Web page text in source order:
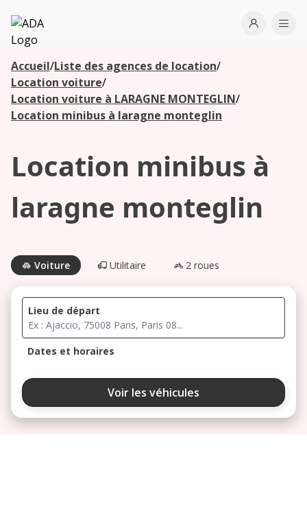
ADA
Open
Accueil/Liste des agences de location/
Location voiture/
Location voiture à LARAGNE MONTEGLIN/
Location minibus à laragne monteglin
Location minibus à
laragne monteglin
Voiture Utilitaire 2 roues
Lieu de départ
Dates et horaires
août 2026
ma me
Voir les véhicules
Les
agences à
proximité
Commencez
votre
recherche
pour voir les